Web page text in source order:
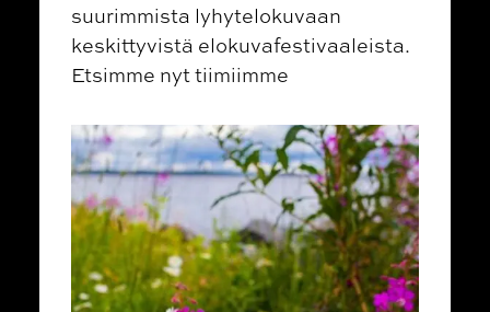
suurimmista lyhytelokuvaan
keskittyvistä elokuvafestivaaleista.
Etsimme nyt tiimiimme